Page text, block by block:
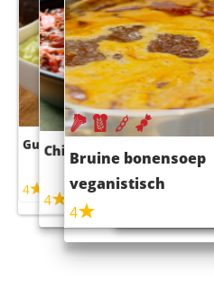
Guacamole
4
Chili con carne
4
Bruine bonensoep
veganistisch
4
Sushi
maaltijdsalade
4